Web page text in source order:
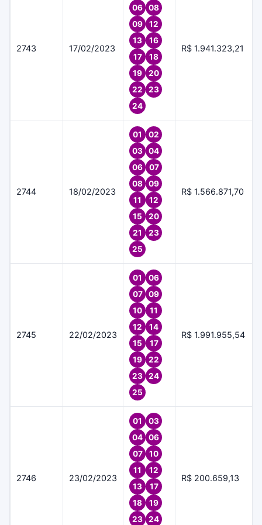
2743 17/02/2023
06
08
09
12
13
16
17
18
19
20
22
23
24
R$ 1.941.323,21
2744 18/02/2023
01
02
03
04
06
07
08
09
11
12
15
20
21
23
25
R$ 1.566.871,70
2745 22/02/2023
01
06
07
09
10
11
12
14
15
17
19
22
23
24
25
R$ 1.991.955,54
2746 23/02/2023
01
03
04
06
07
10
11
12
13
17
18
19
23
24
R$ 200.659,13